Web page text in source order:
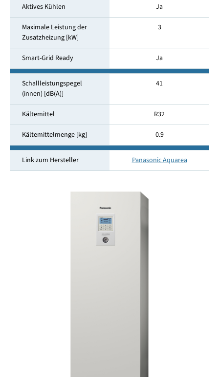
Aktives Kühlen Ja
Maximale Leistung der
Zusatzheizung [kW]
3
Smart-Grid Ready Ja
Schallleistungspegel
(innen) [dB(A)]
41
Kältemittel R32
Kältemittelmenge [kg] 0.9
Link zum Hersteller Panasonic Aquarea